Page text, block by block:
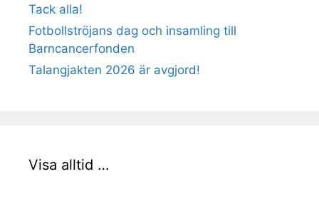
Tack alla!
Fotbollströjans dag och insamling till
Barncancerfonden
Talangjakten 2026 är avgjord!
Visa alltid …